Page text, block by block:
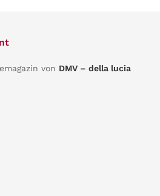
von DMV – della lucia